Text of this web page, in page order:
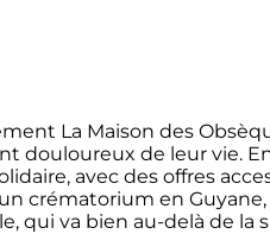
La Maison des
douloureux de leur vie.
avec des offres
crématorium en
qui va bien au-delà de la